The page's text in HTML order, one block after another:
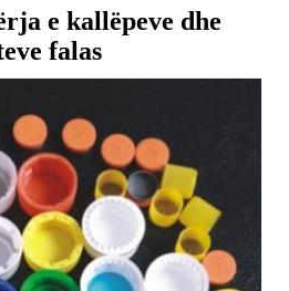
e kallëpeve dhe
falas